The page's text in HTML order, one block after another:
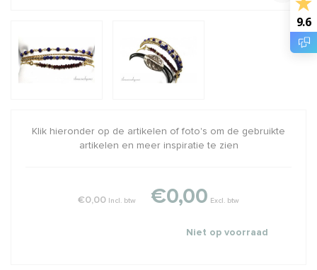
Klik hieronder op de artikelen of foto's om de gebruikte
artikelen en meer inspiratie te zien
€0,00 Incl. btw €0,00 Excl. btw
Niet op voorraad
9.6